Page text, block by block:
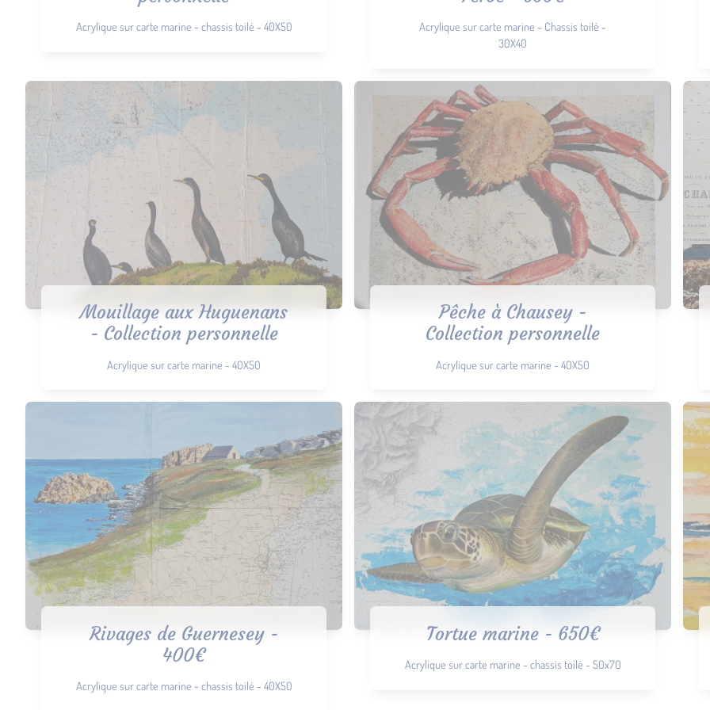
Acrylique sur carte marine - chassis toilé - 40X50
Acrylique sur carte marine - Chassis toilé -
30X40
Mouillage aux Huguenans
- Collection personnelle
Acrylique sur carte marine - 40X50
Pêche à Chausey -
Collection personnelle
Acrylique sur carte marine - 40X50
Rivages de Guernesey -
400€
Acrylique sur carte marine - chassis toilé - 40X50
Tortue marine - 650€
Acrylique sur carte marine - chassis toilé - 50x70